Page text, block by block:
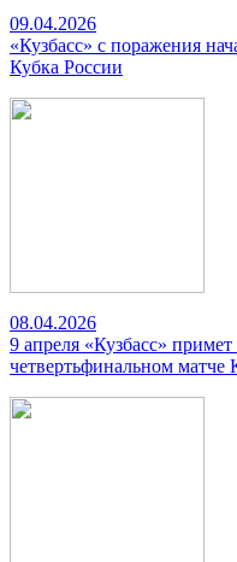
09.04.2026
«Кузбасс» с поражения
Кубка России
08.04.2026
9 апреля «Кузбасс»
четвертьфинальном матче